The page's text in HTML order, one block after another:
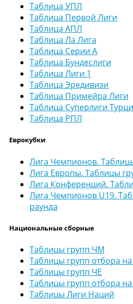
Таблица УПЛ
Таблица Первой Лиги
Таблица АПЛ
Таблица Ла Лига
Таблица Серии А
Таблица Бундеслиги
Таблица Лиги 1
Таблица Эредивизи
Таблица Примейра Лиги
Таблица Суперлиги
Таблица РПЛ
Еврокубки
Лига Чемпионов.
Лига Европы. Таблицы
Лига Конференций.
Лига Чемпионов U19.
раунда
Национальные сборные
Таблицы групп ЧМ
Таблицы групп отбора
Таблицы групп ЧЕ
Таблицы групп отбора
Таблицы Лиги Наций